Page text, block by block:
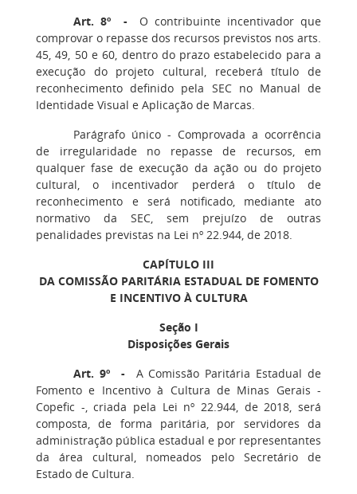
Art. 8º - O contribuinte incentivador que
comprovar o repasse dos recursos previstos nos arts.
45, 49, 50 e 60, dentro do prazo estabelecido para a
execução do projeto cultural, receberá título de
reconhecimento definido pela SEC no Manual de
Identidade Visual e Aplicação de Marcas.
Parágrafo único - Comprovada a ocorrência
de irregularidade no repasse de recursos, em
qualquer fase de execução da ação ou do projeto
cultural, o incentivador perderá o título de
reconhecimento e será notificado, mediante ato
normativo da SEC, sem prejuízo de outras
penalidades previstas na Lei nº 22.944, de 2018.
CAPÍTULO III
DA COMISSÃO PARITÁRIA ESTADUAL DE FOMENTO
E INCENTIVO À CULTURA
Seção I
Disposições Gerais
Art. 9º - A Comissão Paritária Estadual de
Fomento e Incentivo à Cultura de Minas Gerais -
Copefic -, criada pela Lei nº 22.944, de 2018, será
composta, de forma paritária, por servidores da
administração pública estadual e por representantes
da área cultural, nomeados pelo Secretário de
Estado de Cultura.